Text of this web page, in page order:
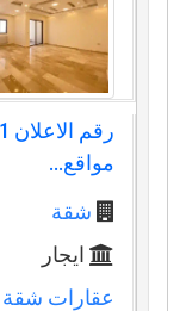
مواقع...
شقة
ايجار
عقارات شقة